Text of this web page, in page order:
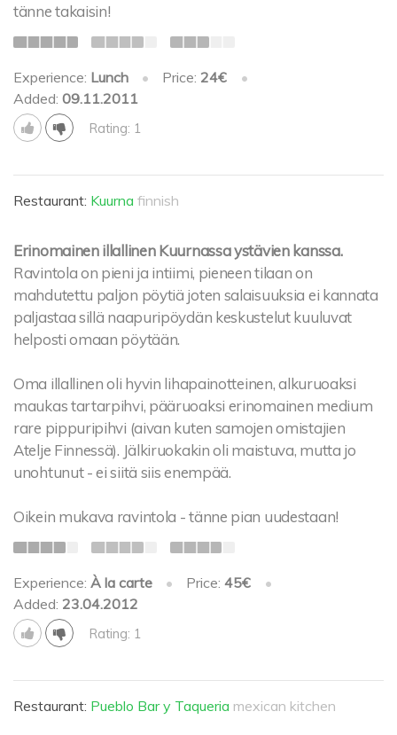
tänne takaisin!
Experience: Lunch • Price: 24€
•
Added: 09.11.2011
Rating: 1
Restaurant: Kuurna finnish
Erinomainen illallinen Kuurnassa ystävien kanssa.
Ravintola on pieni ja intiimi, pieneen tilaan on
mahdutettu paljon pöytiä joten salaisuuksia ei kannata
paljastaa sillä naapuripöydän keskustelut kuuluvat
helposti omaan pöytään.
Oma illallinen oli hyvin lihapainotteinen, alkuruoaksi
maukas tartarpihvi, pääruoaksi erinomainen medium
rare pippuripihvi (aivan kuten samojen omistajien
Atelje Finnessä). Jälkiruokakin oli maistuva, mutta jo
unohtunut - ei siitä siis enempää.
Oikein mukava ravintola - tänne pian uudestaan!
Experience: À la carte • Price:45€
•
Added: 23.04.2012
Rating: 1
Restaurant: Pueblo Bar y Taqueria mexican kitchen